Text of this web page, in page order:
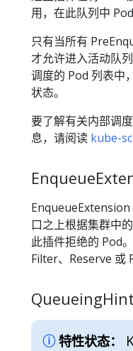
用，在此队列中
只有当所有
才允许进入活动队
调度的 Pod 列表中
状态。
要了解有关内部调
息，请阅读 kube-
EnqueueExtension
口之上根据集群中
此插件拒绝的 Pod
Filter、Reserve 或
QueueingHint
特性状态：